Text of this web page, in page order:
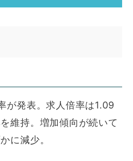
が発表。求人倍率は1.09
維持。増加傾向が続いて
に減少。